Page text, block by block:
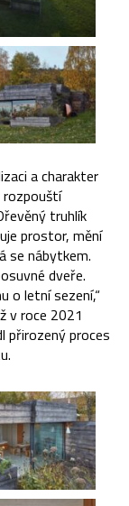
a charakter
rozpouští
truhlík
prostor, mění
se nábytkem.
dveře.
o letní sezení,“
v roce 2021
přirozený proces